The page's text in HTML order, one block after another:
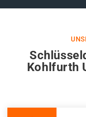
Kohlfurth